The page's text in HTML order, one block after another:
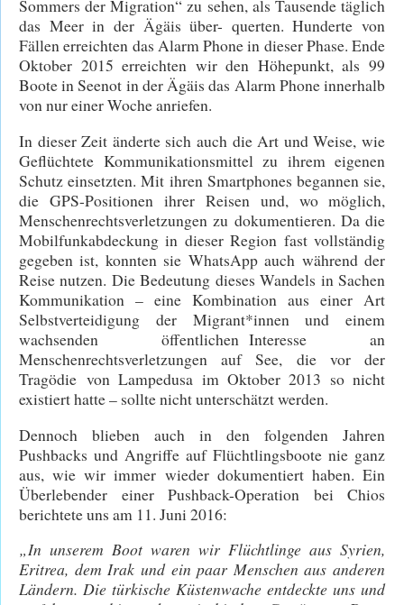
Sommers der Migration“ zu sehen, als Tausende täglich
das Meer in der Ägäis über- querten. Hunderte von
Fällen erreichten das Alarm Phone in dieser Phase. Ende
Oktober 2015 erreichten wir den Höhepunkt, als 99
Boote in Seenot in der Ägäis das Alarm Phone innerhalb
von nur einer Woche anriefen.
In dieser Zeit änderte sich auch die Art und Weise, wie
Geflüchtete Kommunikationsmittel zu ihrem eigenen
Schutz einsetzten. Mit ihren Smartphones begannen sie,
die GPS-Positionen ihrer Reisen und, wo möglich,
Menschenrechtsverletzungen zu dokumentieren. Da die
Mobilfunkabdeckung in dieser Region fast vollständig
gegeben ist, konnten sie WhatsApp auch während der
Reise nutzen. Die Bedeutung dieses Wandels in Sachen
Kommunikation – eine Kombination aus einer Art
Selbstverteidigung der Migrant*innen und einem
wachsenden öffentlichen Interesse an
Menschenrechtsverletzungen auf See, die vor der
Tragödie von Lampedusa im Oktober 2013 so nicht
existiert hatte – sollte nicht unterschätzt werden.
Dennoch blieben auch in den folgenden Jahren
Pushbacks und Angriffe auf Flüchtlingsboote nie ganz
aus, wie wir immer wieder dokumentiert haben. Ein
Überlebender einer Pushback-Operation bei Chios
berichtete uns am 11. Juni 2016:
„In unserem Boot waren wir Flüchtlinge aus Syrien,
Eritrea, dem Irak und ein paar Menschen aus anderen
Ländern. Die türkische Küstenwache entdeckte uns und